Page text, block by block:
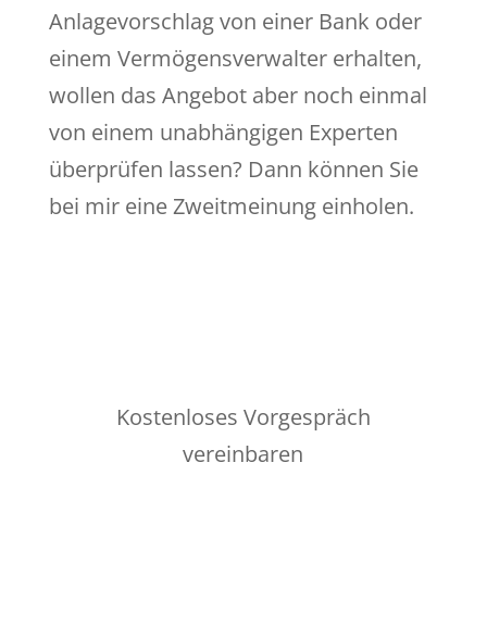
Anlagevorschlag von einer Bank oder
einem Vermögensverwalter erhalten,
wollen das Angebot aber noch einmal
von einem unabhängigen Experten
überprüfen lassen? Dann können Sie
bei mir eine Zweitmeinung einholen.
Kostenloses Vorgespräch
vereinbaren